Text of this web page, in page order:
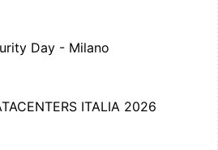
Day - Milano
ITALIA 2026